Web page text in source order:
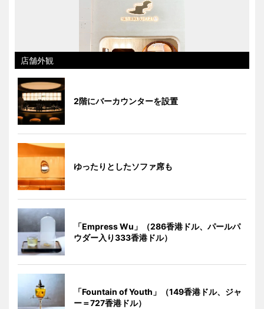
店舗外観
2階にバーカウンターを設置
ゆったりとしたソファ席も
「Empress Wu」（286香港ドル、パールパ
ウダー入り333香港ドル）
「Fountain of Youth」（149香港ドル、ジャ
ー＝727香港ドル）